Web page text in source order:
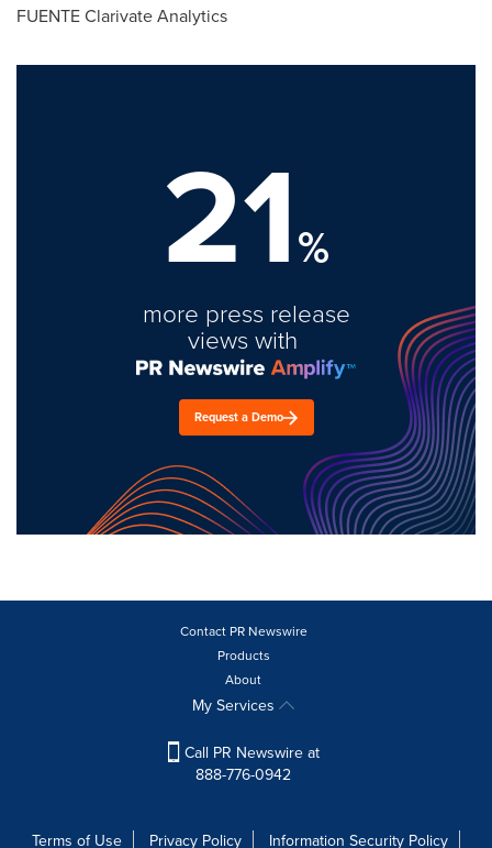
FUENTE Clarivate Analytics
21%
more press release
views with
Request a Demo
Contact PR Newswire
Products
About
My Services
Call PR Newswire at
888-776-0942
Terms of Use Privacy Policy Information Security Policy